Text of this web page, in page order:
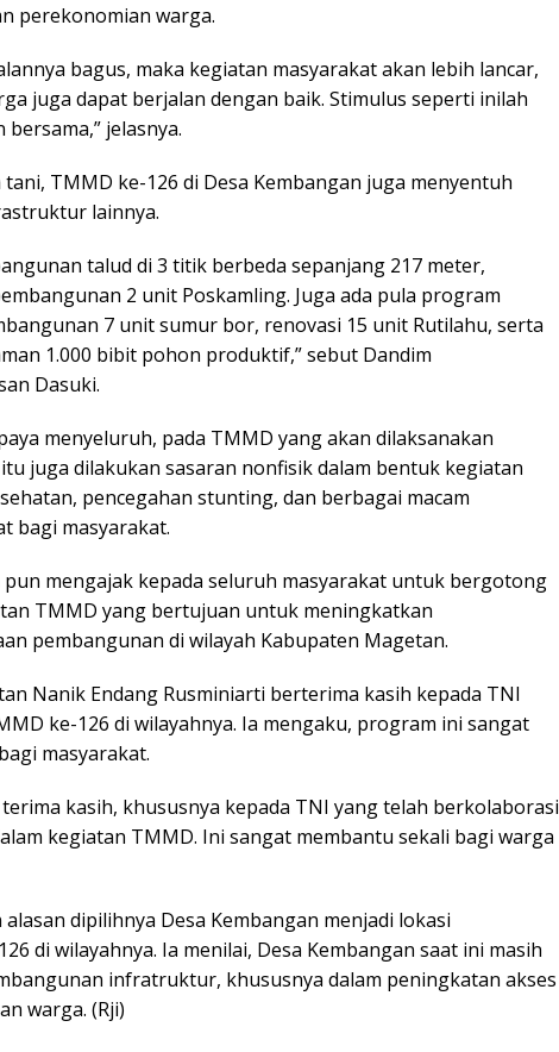
perekonomian warga.
bagus, maka kegiatan masyarakat akan lebih lancar,
juga dapat berjalan dengan baik. Stimulus seperti inilah
jelasnya.
TMMD ke-126 di Desa Kembangan juga menyentuh
lainnya.
talud di 3 titik berbeda sepanjang 217 meter,
2 unit Poskamling. Juga ada pula program
7 unit sumur bor, renovasi 15 unit Rutilahu, serta
1.000 bibit pohon produktif,” sebut Dandim
Dasuki.
menyeluruh, pada TMMD yang akan dilaksanakan
juga dilakukan sasaran nonfisik dalam bentuk kegiatan
pencegahan stunting, dan berbagai macam
bagi masyarakat.
pun mengajak kepada seluruh masyarakat untuk bergotong
TMMD yang bertujuan untuk meningkatkan
pembangunan di wilayah Kabupaten Magetan.
Nanik Endang Rusminiarti berterima kasih kepada TNI
ke-126 di wilayahnya. Ia mengaku, program ini sangat
masyarakat.
kasih, khususnya kepada TNI yang telah berkolaborasi
kegiatan TMMD. Ini sangat membantu sekali bagi warga
dipilihnya Desa Kembangan menjadi lokasi
di wilayahnya. Ia menilai, Desa Kembangan saat ini masih
infratruktur, khususnya dalam peningkatan akses
warga. (Rji)